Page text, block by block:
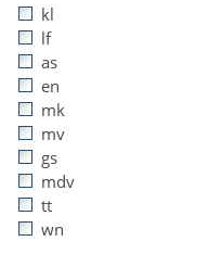
kl
lf
as
en
mk
mv
gs
mdv
tt
wn